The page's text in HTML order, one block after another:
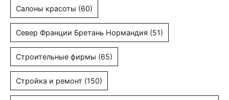
Салоны красоты (60)
Север Франции Бретань Нормандия (51)
Строительные фирмы (65)
Стройка и ремонт (150)